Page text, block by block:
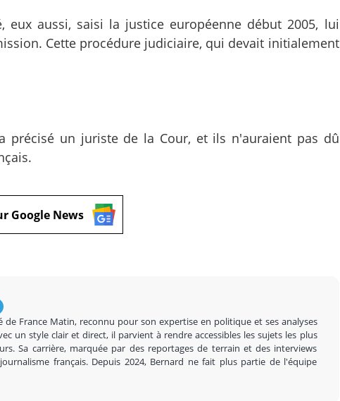
aussi, saisi la justice européenne début 2005, lui
Cette procédure judiciaire, qui devait initialement
précisé un juriste de la Cour, et ils n'auraient pas dû
Google News
France Matin, reconnu pour son expertise en politique et ses analyses
un style clair et direct, il parvient à rendre accessibles les sujets les plus
Sa carrière, marquée par des reportages de terrain et des interviews
français. Depuis 2024, Bernard ne fait plus partie de l'équipe